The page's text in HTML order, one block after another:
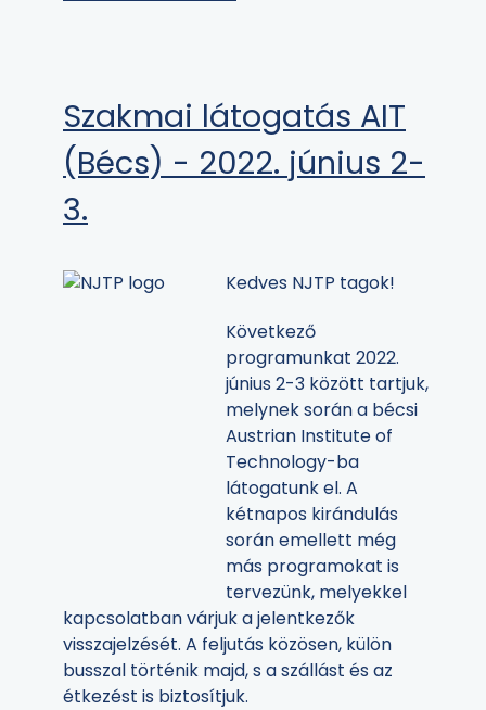
Szakmai látogatás AIT
(Bécs) - 2022. június 2-
3.
Kedves NJTP tagok!
Következő
programunkat 2022.
június 2-3 között tartjuk,
melynek során a bécsi
Austrian Institute of
Technology-ba
látogatunk el. A
kétnapos kirándulás
során emellett még
más programokat is
tervezünk, melyekkel
kapcsolatban várjuk a jelentkezők
visszajelzését. A feljutás közösen, külön
busszal történik majd, s a szállást és az
étkezést is biztosítjuk.